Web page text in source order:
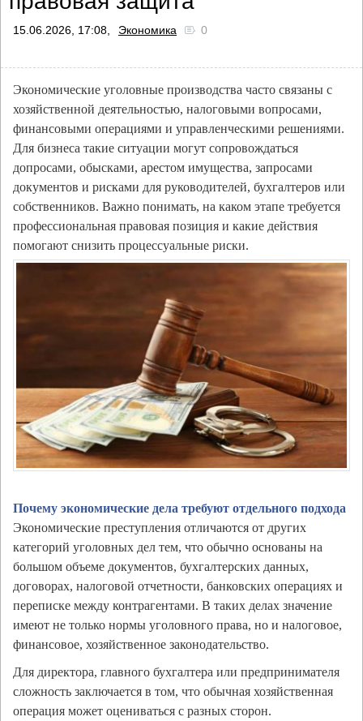
15.06.2026, 17:08, Экономика 0
Экономические уголовные производства часто связаны с
хозяйственной деятельностью, налоговыми вопросами,
финансовыми операциями и управленческими решениями.
Для бизнеса такие ситуации могут сопровождаться
допросами, обысками, арестом имущества, запросами
документов и рисками для руководителей, бухгалтеров или
собственников. Важно понимать, на каком этапе требуется
профессиональная правовая позиция и какие действия
помогают снизить процессуальные риски.
Почему экономические дела требуют отдельного подхода
Экономические преступления отличаются от других
категорий уголовных дел тем, что обычно основаны на
большом объеме документов, бухгалтерских данных,
договорах, налоговой отчетности, банковских операциях и
переписке между контрагентами. В таких делах значение
имеют не только нормы уголовного права, но и налоговое,
финансовое, хозяйственное законодательство.
Для директора, главного бухгалтера или предпринимателя
сложность заключается в том, что обычная хозяйственная
операция может оцениваться с разных сторон.